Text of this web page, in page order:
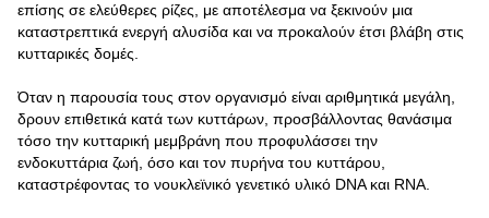
επίσης σε ελεύθερες ρίζες, με αποτέλεσμα να ξεκινούν μια
καταστρεπτικά ενεργή αλυσίδα και να προκαλούν έτσι βλάβη στις
κυτταρικές δομές.
Όταν η παρουσία τους στον οργανισμό είναι αριθμητικά μεγάλη,
δρουν επιθετικά κατά των κυττάρων, προσβάλλοντας θανάσιμα
τόσο την κυτταρική μεμβράνη που προφυλάσσει την
ενδοκυττάρια ζωή, όσο και τον πυρήνα του κυττάρου,
καταστρέφοντας το νουκλεϊνικό γενετικό υλικό DNA και RNA.